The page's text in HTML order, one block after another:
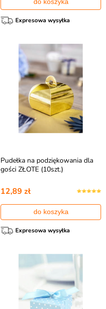
Expresowa wysyłka
Pudełka na podziękowania dla
gości ZŁOTE (10szt.)
12,89 zł
do koszyka
Expresowa wysyłka